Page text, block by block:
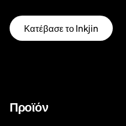
Κατέβασε το Inkjin
Προϊόν